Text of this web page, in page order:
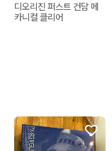
디오리진 퍼스트 건담 메
카니컬 클리어